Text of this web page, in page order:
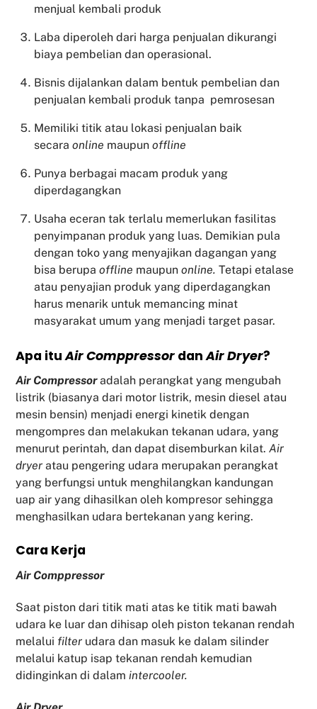
menjual kembali produk
Laba diperoleh dari harga penjualan dikurangi
biaya pembelian dan operasional.
Bisnis dijalankan dalam bentuk pembelian dan
penjualan kembali produk tanpa pemrosesan
Memiliki titik atau lokasi penjualan baik
secara online maupun offline
Punya berbagai macam produk yang
diperdagangkan
Usaha eceran tak terlalu memerlukan fasilitas
penyimpanan produk yang luas. Demikian pula
dengan toko yang menyajikan dagangan yang
bisa berupa offline maupun online. Tetapi etalase
atau penyajian produk yang diperdagangkan
harus menarik untuk memancing minat
masyarakat umum yang menjadi target pasar.
Apa ituAir Comppressor danAir Dryer?
Air Compressoradalah perangkat yang mengubah
listrik (biasanya dari motor listrik, mesin diesel atau
mesin bensin) menjadi energi kinetik dengan
mengompres dan melakukan tekanan udara, yang
menurut perintah, dan dapat disemburkan kilat.Air
dryer atau pengering udara merupakan perangkat
yang berfungsi untuk menghilangkan kandungan
uap air yang dihasilkan oleh kompresor sehingga
menghasilkan udara bertekanan yang kering.
Cara Kerja
Air Comppressor
Saat piston dari titik mati atas ke titik mati bawah
udara ke luar dan dihisap oleh piston tekanan rendah
melalui filter udara dan masuk ke dalam silinder
melalui katup isap tekanan rendah kemudian
didinginkan di dalamintercooler.